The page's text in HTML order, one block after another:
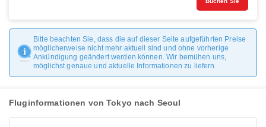
Bitte beachten Sie, dass die auf dieser Seite aufgeführten Preise
möglicherweise nicht mehr aktuell sind und ohne vorherige
Ankündigung geändert werden können. Wir bemühen uns,
möglichst genaue und aktuelle Informationen zu liefern.
Fluginformationen von Tokyo nach Seoul